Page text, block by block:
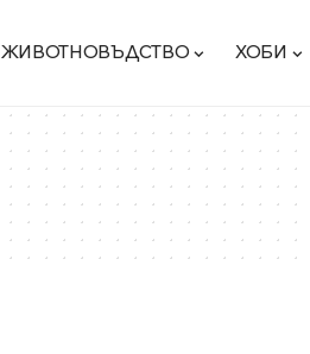
ЖИВОТНОВЪДСТВО ХОБИ